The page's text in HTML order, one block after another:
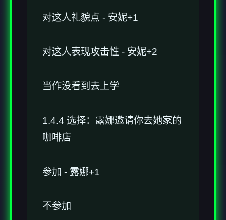
对这人礼貌点 - 安妮+1
对这人表现攻击性 - 安妮+2
当作没看到去上学
1.4.4 选择：露娜邀请你去她家的
咖啡店
参加 - 露娜+1
不参加